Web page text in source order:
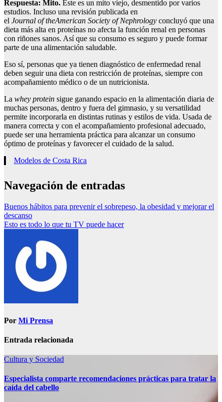
Respuesta: Mito. Este es un mito viejo, desmentido por varios
estudios. Incluso una revisión publicada en
el Journal of theAmerican Society of Nephrology concluyó que una
dieta más alta en proteínas no afecta la función renal en personas
con riñones sanos. Así que su consumo es seguro y puede formar
parte de una alimentación saludable.
Eso sí, personas que ya tienen diagnóstico de enfermedad renal
deben seguir una dieta con restricción de proteínas, siempre con
acompañamiento médico o de un nutricionista.
La whey protein sigue ganando espacio en la alimentación diaria de
muchas personas, dentro y fuera del gimnasio, y su versatilidad
permite incorporarla en distintas rutinas y estilos de vida. Usada de
manera correcta y con el acompañamiento profesional adecuado,
puede ser una herramienta práctica para alcanzar un consumo
óptimo de proteínas y favorecer el cuidado de la salud.
Modelos de Costa Rica
Navegación de entradas
Buenos hábitos para prevenir el sobrepeso, la obesidad y mejorar el
descanso
Esto es todo lo que tu TV puede hacer
Por Mi Prensa
Entrada relacionada
Cultura y Sociedad
Especialista comparte recomendaciones prácticas para tratar la
caída del cabello